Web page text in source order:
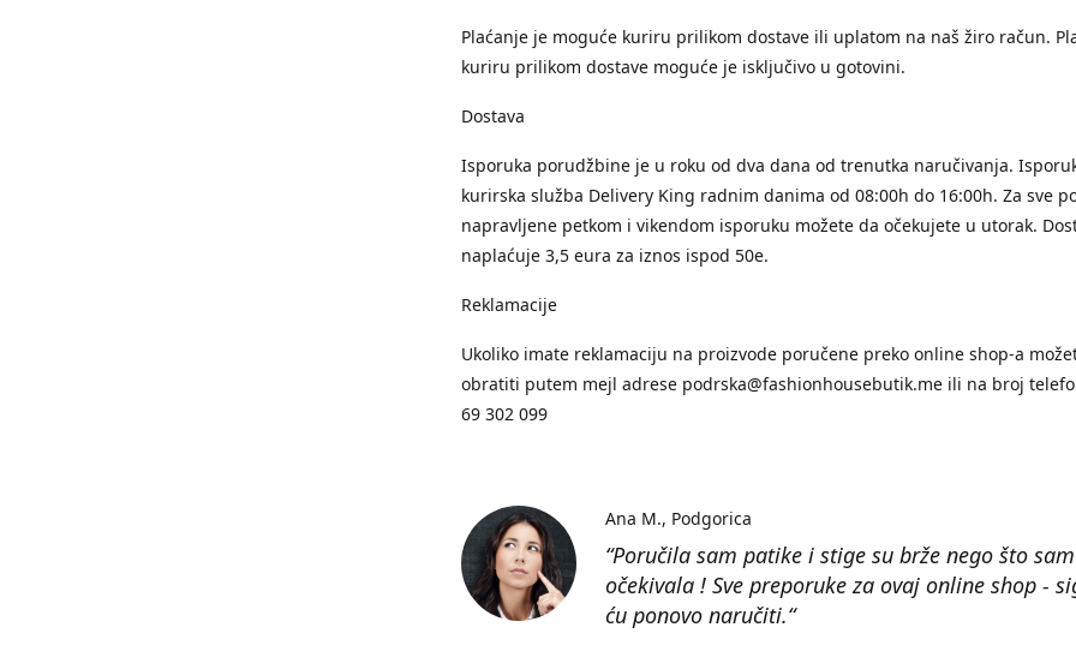
Plaćanje je moguće kuriru prilikom dostave ili uplatom na naš žiro račun.
kuriru prilikom dostave moguće je isključivo u gotovini.
Dostava
Isporuka porudžbine je u roku od dva dana od trenutka naručivanja.
kurirska služba Delivery King radnim danima od 08:00h do 16:00h. Za sve
napravljene petkom i vikendom isporuku možete da očekujete u utorak.
naplaćuje 3,5 eura za iznos ispod 50e.
Reklamacije
Ukoliko imate reklamaciju na proizvode poručene preko online shop-a
obratiti putem mejl adrese podrska@fashionhousebutik.me ili na broj
69 302 099
“Poručila sam patike i stige su brže nego što sam
očekivala ! Sve preporuke za ovaj online shop -
ću ponovo naručiti.“
Ana M. Podgorica